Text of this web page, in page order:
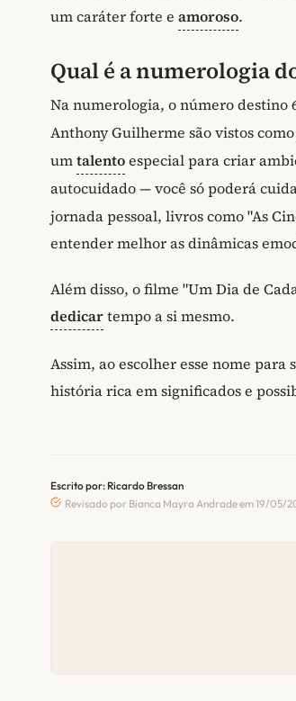
um caráter forte e amoroso.
Qual é a numerologia
Na numerologia, o número destino
Anthony Guilherme são vistos
umtalentoespecial para criar
autocuidado — você só poderá
jornada pessoal, livros como "As
entender melhor as dinâmicas
Além disso, o filme "Um Dia de
dedicartempo a si mesmo.
Assim, ao escolher esse nome
história rica em significados e
Escrito por: Ricardo Bressan
Revisado por Bianca Mayra Andrade em 19/05/